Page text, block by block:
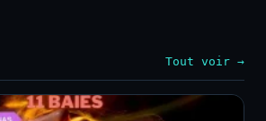
Tout voir →